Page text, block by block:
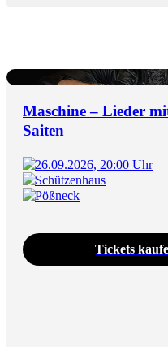
Maschine – Lieder
Saiten
26.09.2026, 20:00 Uhr
Schützenhaus
Pößneck
Tickets